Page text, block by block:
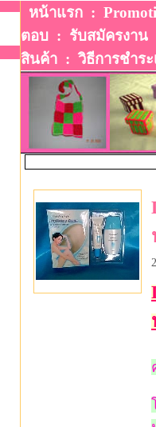
หน้าแรก :
ตอบ : รับสมัครงาน
สินค้า :วิธีการชําระ